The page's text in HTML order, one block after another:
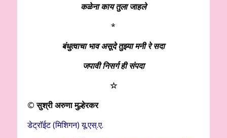
कळेना काय तुला जाहले
*
बंधुत्वाचा भाव असूदे तुझ्या मनी रे सदा
जपावी निसर्ग ही संपदा
☆
© सुश्री अरुणा मुल्हेरकर
डेट्राॅईट (मिशिगन) यू.एस्.ए.